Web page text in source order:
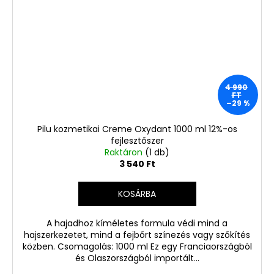
4 990
FT
–29 %
Pilu kozmetikai Creme Oxydant 1000 ml 12%-os
fejlesztőszer
Raktáron (1 db)
3 540 Ft
KOSÁRBA
A hajadhoz kíméletes formula védi mind a
hajszerkezetet, mind a fejbőrt színezés vagy szőkítés
közben. Csomagolás: 1000 ml Ez egy Franciaországból
és Olaszországból importált...